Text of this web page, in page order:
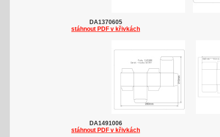
DA1370605
stáhnout PDF v křivkách
DA1491006
stáhnout PDF v křivkách